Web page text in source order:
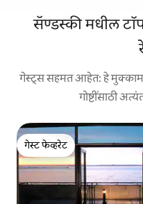
सॅण्डस्की मधील
गेस्ट्स सहमत आहेत: हे
गोष्टींसाठी
गेस्ट फेव्हरेट
गेस्ट फेव्हरेट